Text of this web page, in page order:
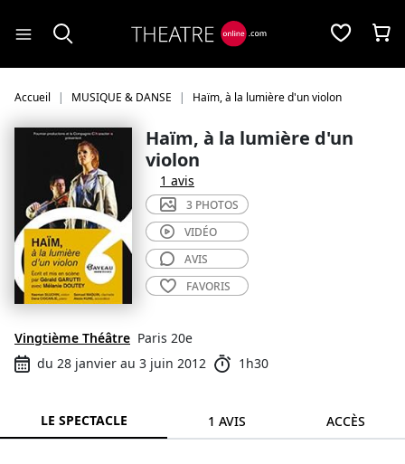
Accueil MUSIQUE & DANSE Haïm, à la lumière d'un violon
Haïm, à la lumière d'un
violon
1 avis
Vingtième Théâtre Paris 20e
du 28 janvier au 3 juin 2012
1h30
3 PHOTOS
VIDÉO
AVIS
FAVORIS
LE SPECTACLE 1 AVIS ACCÈS